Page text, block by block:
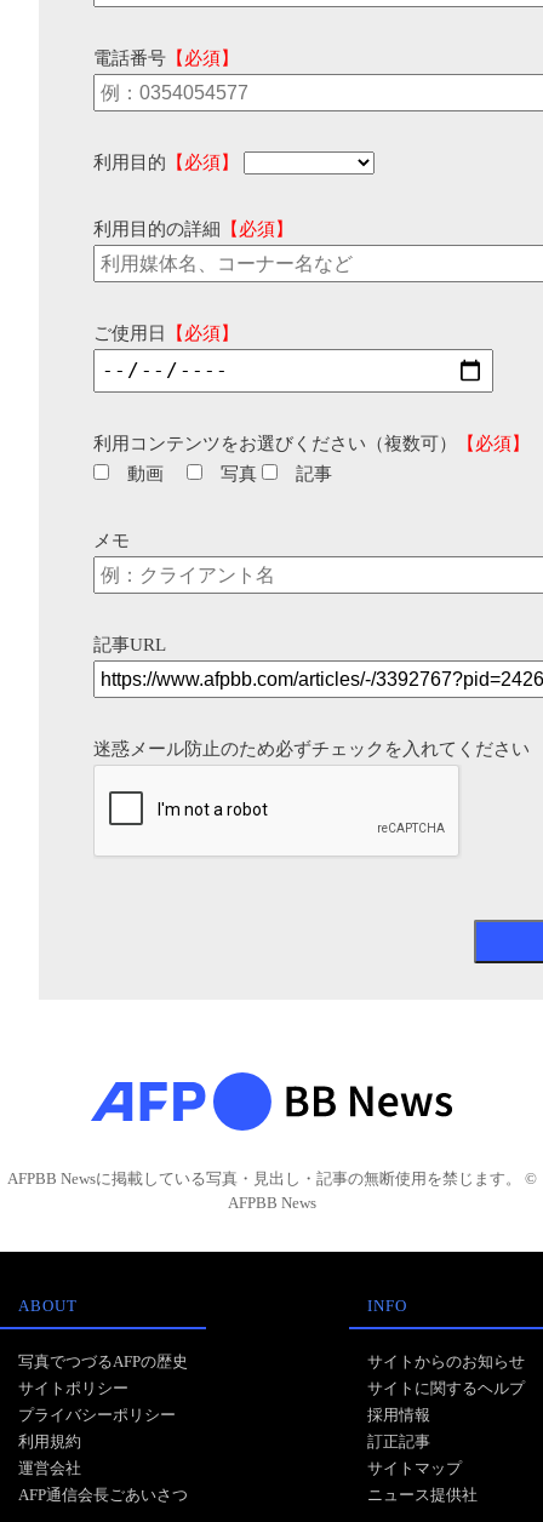
電話番号 【必須】
利用目的 【必須】
利用目的の詳細 【必須】
ご使用日 【必須】
利用コンテンツをお選びください（複数可）
【必須】
動画
写真 記事
メモ
記事URL
迷惑メール防止のため必ずチェックを入れてください
AFPBB Newsに掲載している写真・見出し・記事の無断使用を禁じます。 ©
AFPBB News
ABOUT
写真でつづるAFPの歴史
サイトポリシー
プライバシーポリシー
利用規約
運営会社
AFP通信会長ごあいさつ
INFO
サイトからのお知らせ
サイトに関するヘルプ
採用情報
訂正記事
サイトマップ
ニュース提供社